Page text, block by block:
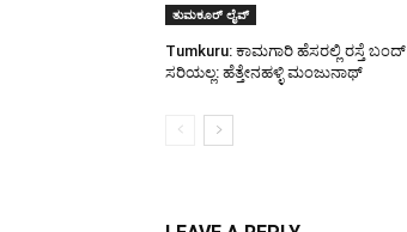
ತುಮಕೂರ್ ಲೈವ್
Tumkuru: ಕಾಮಗಾರಿ ಹೆಸರಲ್ಲಿ ರಸ್ತೆ ಬಂದ್
ಸರಿಯಲ್ಲ: ಹೆತ್ತೇನಹಳ್ಳಿ ಮಂಜುನಾಥ್